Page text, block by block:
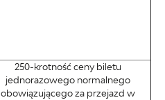
250-krotność ceny biletu
jednorazowego normalnego
obowiązującego za przejazd w